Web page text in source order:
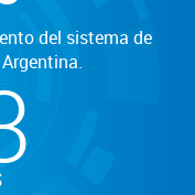
del sistema de